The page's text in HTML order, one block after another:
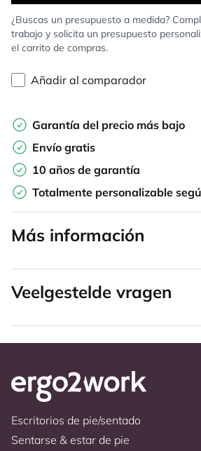
¿Buscas un presupuesto a medida?
trabajo y solicita un presupuesto
el carrito de compras.
Añadir al comparador
Garantía del precio más bajo
Envío gratis
10 años de garantía
Totalmente personalizable
Más información
Veelgestelde vragen
Escritorios de pie/sentado
Sentarse & estar de pie